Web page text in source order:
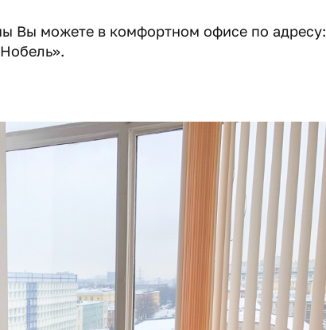
Вы можете в комфортном офисе по адресу: